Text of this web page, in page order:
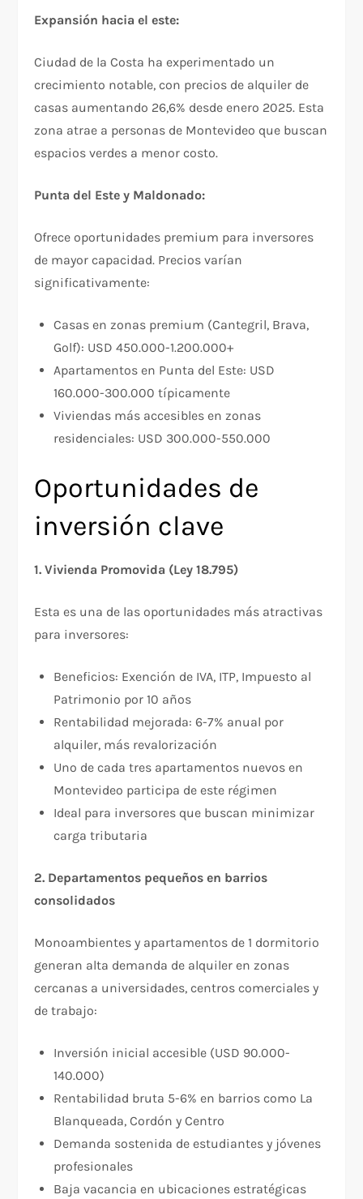
Expansión hacia el este:
Ciudad de la Costa ha experimentado un
crecimiento notable, con precios de alquiler de
casas aumentando 26,6% desde enero 2025. Esta
zona atrae a personas de Montevideo que buscan
espacios verdes a menor costo.​
Punta del Este y Maldonado:
Ofrece oportunidades premium para inversores
de mayor capacidad. Precios varían
significativamente:
Casas en zonas premium (Cantegril, Brava,
Golf): USD 450.000-1.200.000+​
Apartamentos en Punta del Este: USD
160.000-300.000 típicamente​
Viviendas más accesibles en zonas
residenciales: USD 300.000-550.000​
Oportunidades de
inversión clave
1. Vivienda Promovida (Ley 18.795)
Esta es una de las oportunidades más atractivas
para inversores:​
Beneficios: Exención de IVA, ITP, Impuesto al
Patrimonio por 10 años
Rentabilidad mejorada: 6-7% anual por
alquiler, más revalorización
Uno de cada tres apartamentos nuevos en
Montevideo participa de este régimen​
Ideal para inversores que buscan minimizar
carga tributaria​
2. Departamentos pequeños en barrios
consolidados
Monoambientes y apartamentos de 1 dormitorio
generan alta demanda de alquiler en zonas
cercanas a universidades, centros comerciales y
de trabajo:​
Inversión inicial accesible (USD 90.000-
140.000)
Rentabilidad bruta 5-6% en barrios como La
Blanqueada, Cordón y Centro
Demanda sostenida de estudiantes y jóvenes
profesionales
Baja vacancia en ubicaciones estratégicas